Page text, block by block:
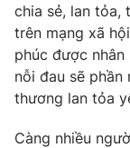
chia sẻ, lan tỏa,
trên mạng xã
phúc được
nỗi đau sẽ
thương lan tỏa
Càng nhiều